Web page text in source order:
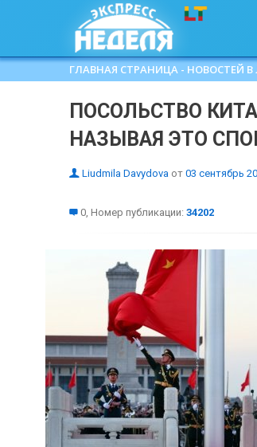
ГЛАВНАЯ СТРАНИЦА - НОВОСТЕЙ В
ПОСОЛЬСТВО
НАЗЫВАЯ ЭТО
Liudmila Davydova от 03 сентябрь
0, Номер публикации: 34202